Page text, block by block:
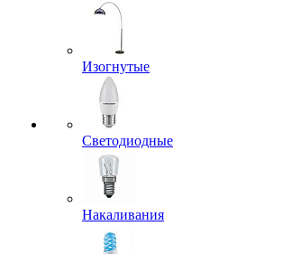
Изогнутые
Светодиодные
Накаливания